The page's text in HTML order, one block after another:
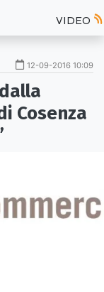
VIDEO
12-09-2016 10:09
Cosenza